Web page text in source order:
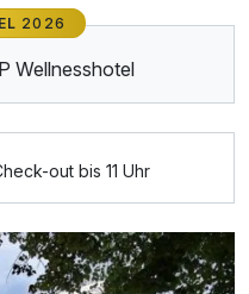
2026
Wellnesshotel
out bis 11 Uhr